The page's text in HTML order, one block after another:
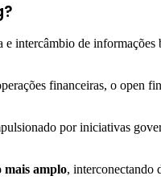
intercâmbio de
financeiras, o open
por iniciativas
mais amplo, interconectando